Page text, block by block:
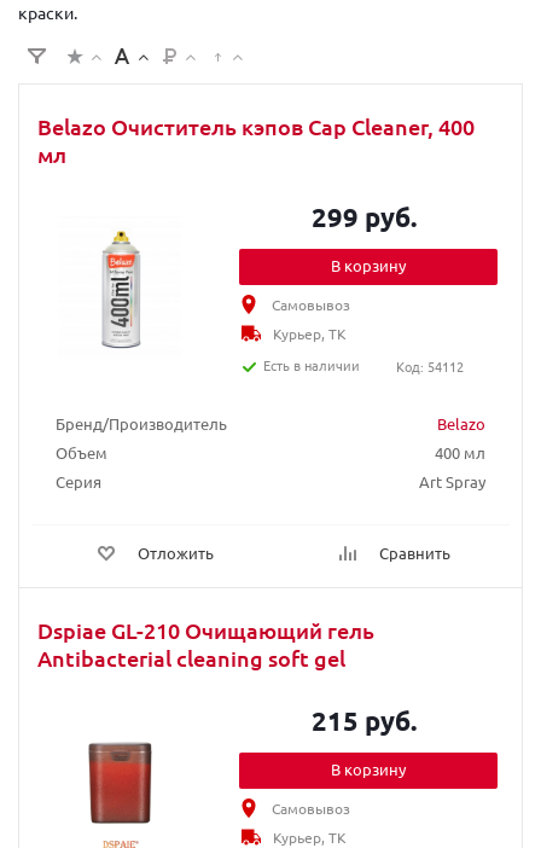
краски.
Belazo Очиститель кэпов Cap Cleaner, 400
мл
Бренд/Производитель
Belazo
Объем
400 мл
Серия
Art Spray
Отложить Сравнить
299 руб.
В корзину
Самовывоз
Курьер, ТК
Есть в наличии
Код: 54112
Dspiae GL-210 Очищающий гель
Antibacterial cleaning soft gel
215 руб.
В корзину
Самовывоз
Курьер, ТК